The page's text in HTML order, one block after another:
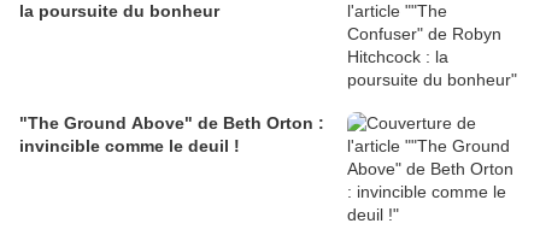
la poursuite du bonheur
"The Ground Above" de Beth Orton :
invincible comme le deuil !